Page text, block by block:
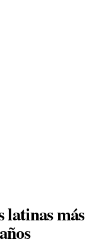
latinas más